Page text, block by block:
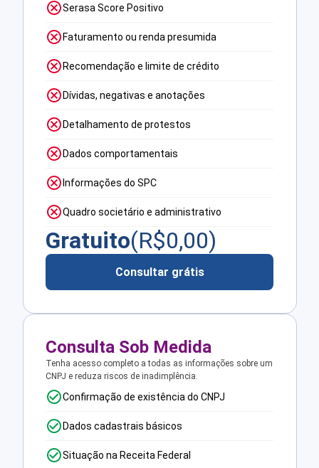
Serasa Score Positivo
Faturamento ou renda presumida
Recomendação e limite de crédito
Dívidas, negativas e anotações
Detalhamento de protestos
Dados comportamentais
Informações do SPC
Quadro societário e administrativo
Gratuito(R$0,00)
Consultar grátis
Consulta Sob Medida
Tenha acesso completo a todas as informações sobre um
CNPJ e reduza riscos de inadimplência.
Confirmação de existência do CNPJ
Dados cadastrais básicos
Situação na Receita Federal